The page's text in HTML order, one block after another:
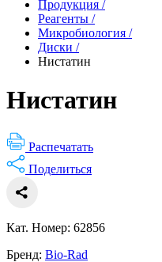
Продукция /
Реагенты /
Микробиология /
Диски /
Нистатин
Нистатин
Распечатать
Поделиться
Кат. Номер: 62856
Бренд: Bio-Rad